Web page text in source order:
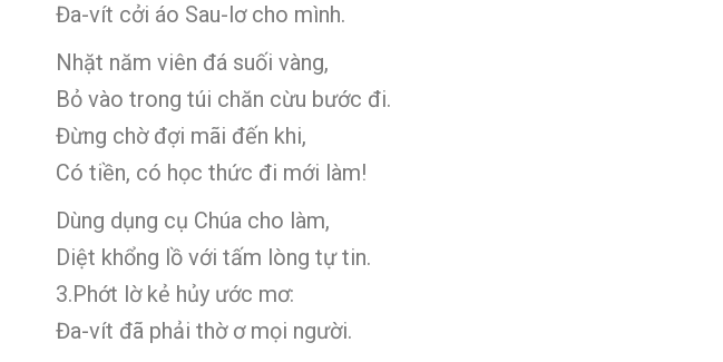
Đa-vít cởi áo Sau-lơ cho mình.
Nhặt năm viên đá suối vàng,
Bỏ vào trong túi chăn cừu bước đi.
Đừng chờ đợi mãi đến khi,
Có tiền, có học thức đi mới làm!
Dùng dụng cụ Chúa cho làm,
Diệt khổng lồ với tấm lòng tự tin.
3.Phớt lờ kẻ hủy ước mơ:
Đa-vít đã phải thờ ơ mọi người.